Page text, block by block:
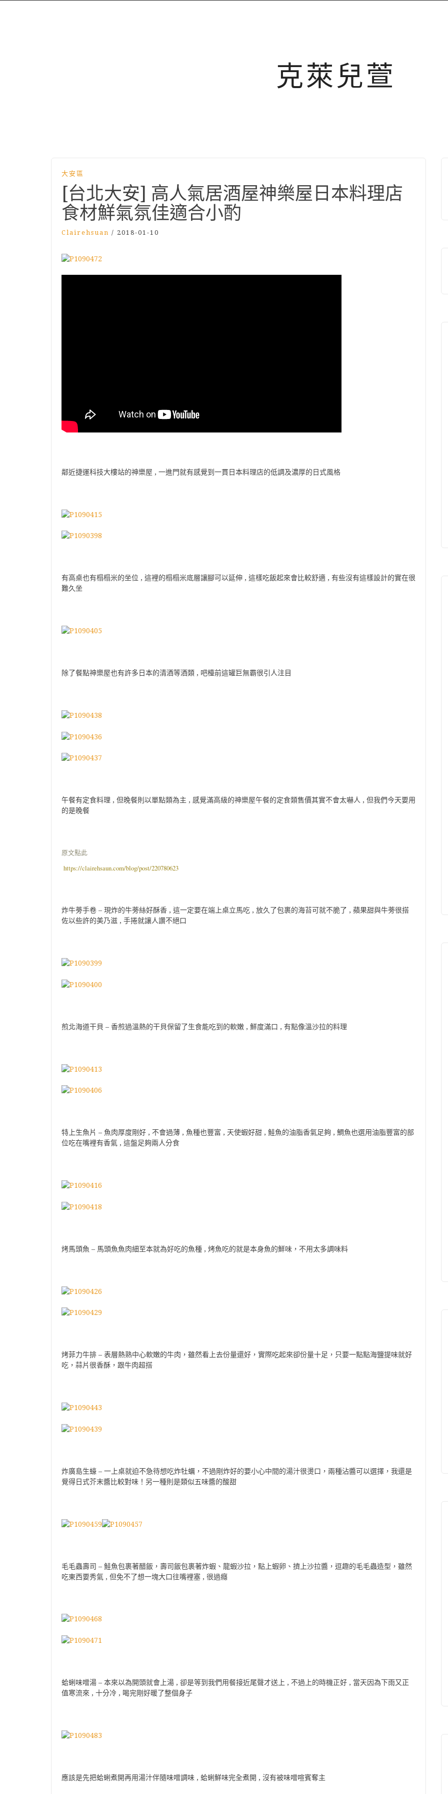
克萊兒萱
大安區
[台北大安] 高人氣居酒屋神樂屋日本料理店
食材鮮氣氛佳適合小酌
Clairehsuan / 2018-01-10
鄰近捷運科技大樓站的神樂屋 , 一進門就有感覺到一貫日本料理店的低調及濃厚的日式風格
有高桌也有榻榻米的坐位 , 這裡的榻榻米底層讓腳可以延伸 , 這樣吃飯起來會比較舒適 , 有些沒有這樣設計的實在很
難久坐
除了餐點神樂屋也有許多日本的清酒等酒類 , 吧檯前這罐巨無霸很引人注目
午餐有定食料理 , 但晚餐則以單點類為主 , 感覺滿高級的神樂屋午餐的定食類售價其實不會太嚇人 , 但我們今天要用
的是晚餐
原文點此
https://clairehsaun.com/blog/post/220780623
炸牛蒡手卷 – 現炸的牛蒡絲好酥香 , 這一定要在端上桌立馬吃 , 放久了包裹的海苔可就不脆了 , 蘋果甜與牛蒡很搭
佐以些許的美乃滋 , 手捲就讓人讚不絕口
煎北海道干貝 – 香煎過溫熱的干貝保留了生食能吃到的軟嫩 , 鮮度滿口 , 有點像溫沙拉的料理
特上生魚片 – 魚肉厚度剛好 , 不會過薄 , 魚種也豐富 , 天使蝦好甜 , 鮭魚的油脂香氣足夠 , 鯛魚也選用油脂豐富的部
位吃在嘴裡有香氣 , 這盤足夠兩人分食
烤馬頭魚 – 馬頭魚魚肉細至本就為好吃的魚種 , 烤魚吃的就是本身魚的鮮味，不用太多調味料
烤菲力牛排 – 表層熱熟中心軟嫩的牛肉，雖然看上去份量還好，實際吃起來卻份量十足，只要一點點海鹽提味就好
吃，蒜片很香酥，跟牛肉超搭
炸廣島生蠔 – 一上桌就迫不急待想吃炸牡蠣，不過剛炸好的要小心中間的湯汁很燙口，兩種沾醬可以選擇，我還是
覺得日式芥末醬比較對味！另一種則是類似五味醬的酸甜
毛毛蟲壽司 – 鮭魚包裹著醋飯，壽司飯包裹著炸蝦、龍蝦沙拉，點上蝦卵、擠上沙拉醬，逗趣的毛毛蟲造型，雖然
吃東西要秀氣 , 但免不了想一塊大口往嘴裡塞 , 很過癮
蛤蜊味噌湯 – 本來以為開頭就會上湯 , 卻是等到我們用餐接近尾聲才送上 , 不過上的時機正好 , 當天因為下雨又正
值寒流來 , 十分冷 , 喝完剛好暖了整個身子
應該是先把蛤蜊煮開再用湯汁伴隨味噌調味 , 蛤蜊鮮味完全煮開 , 沒有被味噌喧賓奪主